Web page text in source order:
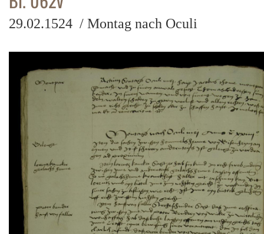
29.02.1524 / Montag nach Oculi